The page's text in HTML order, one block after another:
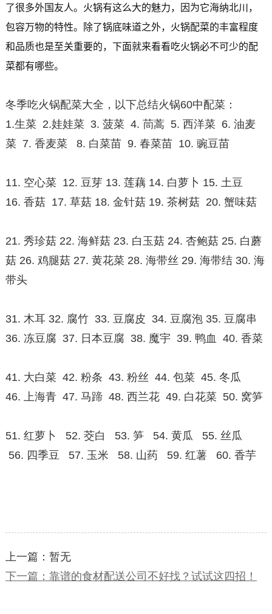
了很多外国友人。火锅有这么大的魅力，因为它海纳北川，
包容万物的特性。除了锅底味道之外，火锅配菜的丰富程度
和品质也是至关重要的，下面就来看看吃火锅必不可少的配
菜都有哪些。
冬季吃火锅配菜大全，以下总结火锅60中配菜：
1.生菜 2.娃娃菜 3. 菠菜 4. 茼蒿 5. 西洋菜 6. 油麦
菜 7. 香麦菜 8. 白菜苗 9. 春菜苗 10. 豌豆苗
11. 空心菜 12. 豆芽 13. 莲藕 14. 白萝卜 15. 土豆
16. 香菇 17. 草菇 18. 金针菇 19. 茶树菇 20. 蟹味菇
21. 秀珍菇 22. 海鲜菇 23. 白玉菇 24. 杏鲍菇 25. 白蘑
菇 26. 鸡腿菇 27. 黄花菜 28. 海带丝 29. 海带结 30. 海
带头
31. 木耳 32. 腐竹 33. 豆腐皮 34. 豆腐泡 35. 豆腐串
36. 冻豆腐 37. 日本豆腐 38. 魔宇 39. 鸭血 40. 香菜
41. 大白菜 42. 粉条 43. 粉丝 44. 包菜 45. 冬瓜
46. 上海青 47. 马蹄 48. 西兰花 49. 白花菜 50. 窝笋
51. 红萝卜 52. 茭白 53. 笋 54. 黄瓜 55. 丝瓜
56. 四季豆 57. 玉米 58. 山药 59. 红薯 60. 香芋
上一篇：暂无
下一篇：靠谱的食材配送公司不好找？试试这四招！